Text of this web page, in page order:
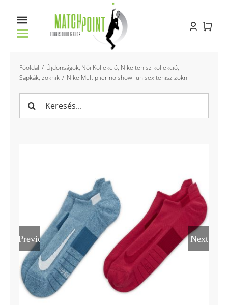
Toggle
Főoldal
Racket service
Pályabérlés
Főoldal Újdonságok Női Kollekció Nike tenisz kollekció
Sapkák, zoknik
Nike Multiplier no show- unisex tenisz zokni
Previous Next